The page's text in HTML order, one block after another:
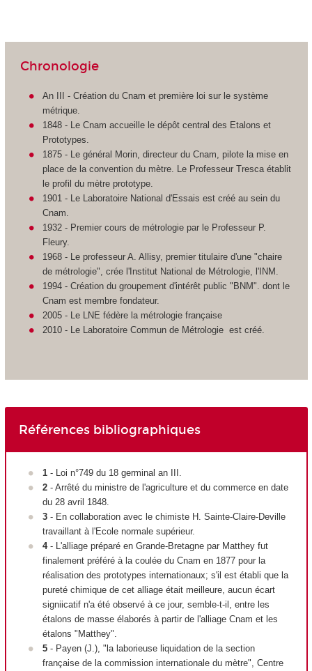
Chronologie
An III - Création du Cnam et première loi sur le système
métrique.
1848 - Le Cnam accueille le dépôt central des Etalons et
Prototypes.
1875 - Le général Morin, directeur du Cnam, pilote la mise en
place de la convention du mètre. Le Professeur Tresca établit
le profil du mètre prototype.
1901 - Le Laboratoire National d'Essais est créé au sein du
Cnam.
1932 - Premier cours de métrologie par le Professeur P.
Fleury.
1968 - Le professeur A. Allisy, premier titulaire d'une "chaire
de métrologie", crée l'Institut National de Métrologie, l'INM.
1994 - Création du groupement d'intérêt public "BNM". dont le
Cnam est membre fondateur.
2005 - Le LNE fédère la métrologie française
2010 - Le Laboratoire Commun de Métrologie est créé.
Références bibliographiques
1- Loi n°749 du 18 germinal an III.
2- Arrêté du ministre de l'agriculture et du commerce en date
du 28 avril 1848.
3- En collaboration avec le chimiste H. Sainte-Claire-Deville
travaillant à l'Ecole normale supérieur.
4- L'alliage préparé en Grande-Bretagne par Matthey fut
finalement préféré à la coulée du Cnam en 1877 pour la
réalisation des prototypes internationaux; s'il est établi que la
pureté chimique de cet alliage était meilleure, aucun écart
signiicatif n'a été observé à ce jour, semble-t-il, entre les
étalons de masse élaborés à partir de l'alliage Cnam et les
étalons "Matthey".
5- Payen (J.), "la laborieuse liquidation de la section
française de la commission internationale du mètre", Centre